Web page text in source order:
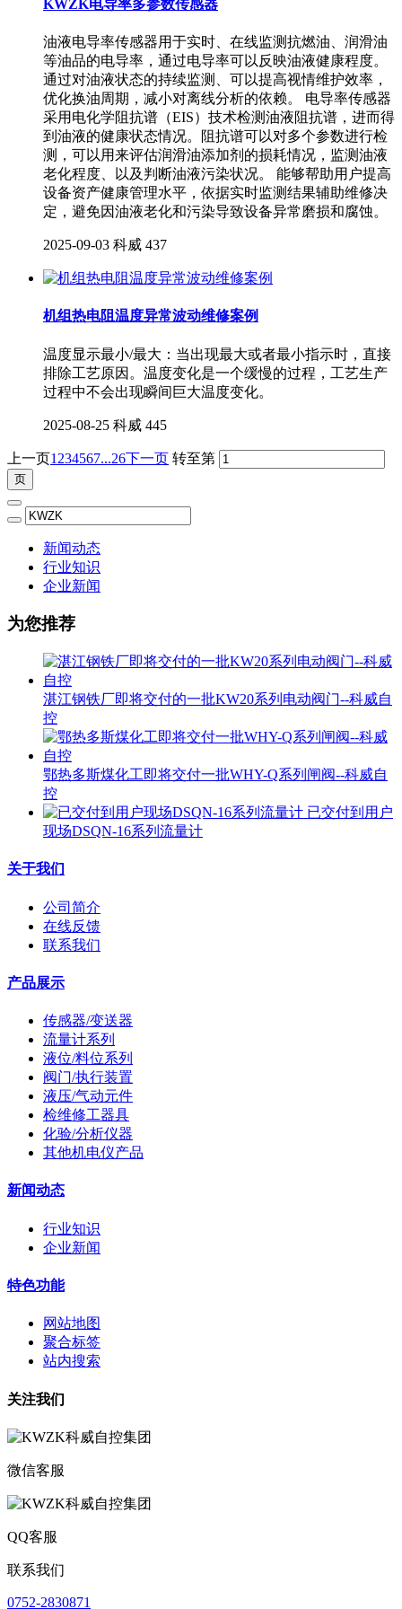
KWZK电导率多参数传感器
油液电导率传感器用于实时、在线监测抗燃油、润滑油
等油品的电导率，通过电导率可以反映油液健康程度。
通过对油液状态的持续监测、可以提高视情维护效率，
优化换油周期，减小对离线分析的依赖。 电导率传感器
采用电化学阻抗谱（EIS）技术检测油液阻抗谱，进而得
到油液的健康状态情况。阻抗谱可以对多个参数进行检
测，可以用来评估润滑油添加剂的损耗情况，监测油液
老化程度、以及判断油液污染状况。 能够帮助用户提高
设备资产健康管理水平，依据实时监测结果辅助维修决
定，避免因油液老化和污染导致设备异常磨损和腐蚀。
2025-09-03 科威 437
机组热电阻温度异常波动维修案例
温度显示最小/最大：当出现最大或者最小指示时，直接
排除工艺原因。温度变化是一个缓慢的过程，工艺生产
过程中不会出现瞬间巨大温度变化。
2025-08-25 科威 445
上一页1 234567...26下一页 转至第
新闻动态
行业知识
企业新闻
为您推荐
湛江钢铁厂即将交付的一批KW20系列电动阀门--科威自
控
鄂热多斯煤化工即将交付一批WHY-Q系列闸阀--科威自
控
已交付到用户
现场DSQN-16系列流量计
关于我们
公司简介
在线反馈
联系我们
产品展示
传感器/变送器
流量计系列
液位/料位系列
阀门/执行装置
液压/气动元件
检维修工器具
化验/分析仪器
其他机电仪产品
新闻动态
行业知识
企业新闻
特色功能
网站地图
聚合标签
站内搜索
关注我们
微信客服
QQ客服
联系我们
0752-2830871